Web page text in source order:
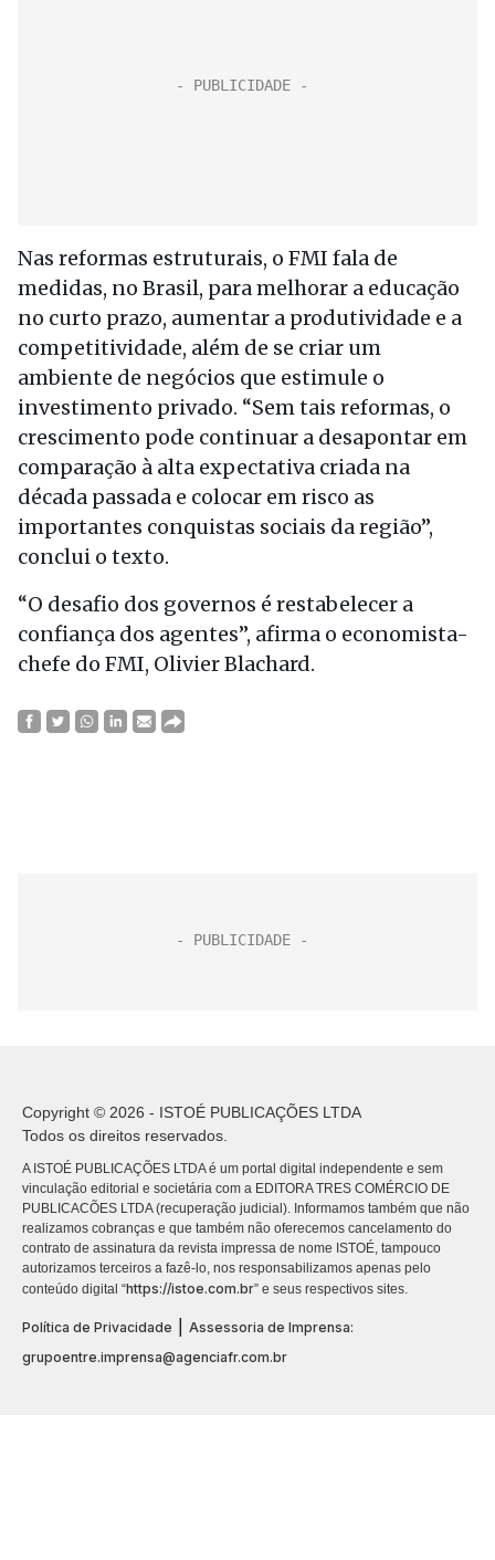
Nas reformas estruturais, o FMI fala de
medidas, no Brasil, para melhorar a educação
no curto prazo, aumentar a produtividade e a
competitividade, além de se criar um
ambiente de negócios que estimule o
investimento privado. “Sem tais reformas, o
crescimento pode continuar a desapontar em
comparação à alta expectativa criada na
década passada e colocar em risco as
importantes conquistas sociais da região”,
conclui o texto.
“O desafio dos governos é restabelecer a
confiança dos agentes”, afirma o economista-
chefe do FMI, Olivier Blachard.
Copyright © 2026 - ISTOÉ PUBLICAÇÕES LTDA
Todos os direitos reservados.
A ISTOÉ PUBLICAÇÕES LTDA é um portal digital independente e sem
vinculação editorial e societária com a EDITORA TRES COMÉRCIO DE
PUBLICACÕES LTDA (recuperação judicial). Informamos também que não
realizamos cobranças e que também não oferecemos cancelamento do
contrato de assinatura da revista impressa de nome ISTOÉ, tampouco
autorizamos terceiros a fazê-lo, nos responsabilizamos apenas pelo
conteúdo digital “https://istoe.com.br” e seus respectivos sites.
Política de Privacidade
Assessoria de Imprensa:
grupoentre.imprensa@agenciafr.com.br